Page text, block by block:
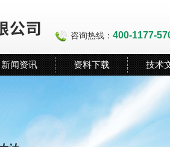
咨询热线： 400-1177-
新闻资讯 资料下载 技术